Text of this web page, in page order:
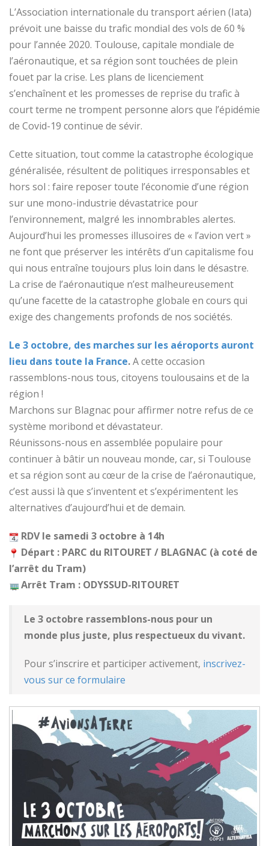
L’Association internationale du transport aérien (Iata)
prévoit une baisse du trafic mondial des vols de 60 %
pour l’année 2020. Toulouse, capitale mondiale de
l’aéronautique, et sa région sont touchées de plein
fouet par la crise. Les plans de licenciement
s’enchaînent et les promesses de reprise du trafic à
court terme ne trompent personne alors que l’épidémie
de Covid-19 continue de sévir.
Cette situation, tout comme la catastrophe écologique
généralisée, résultent de politiques irresponsables et
hors sol : faire reposer toute l’économie d’une région
sur une mono-industrie dévastatrice pour
l’environnement, malgré les innombrables alertes.
Aujourd’hui les promesses illusoires de « l’avion vert »
ne font que préserver les intérêts d’un capitalisme fou
qui nous entraîne toujours plus loin dans le désastre.
La crise de l’aéronautique n’est malheureusement
qu’une facette de la catastrophe globale en cours qui
exige des changements profonds de nos sociétés.
Le 3 octobre, des marches sur les aéroports auront
lieu dans toute la France.A cette occasion
rassemblons-nous tous, citoyens toulousains et de la
région !
Marchons sur Blagnac pour affirmer notre refus de ce
système moribond et dévastateur.
Réunissons-nous en assemblée populaire pour
continuer à bâtir un nouveau monde, car, si Toulouse
et sa région sont au cœur de la crise de l’aéronautique,
c’est aussi là que s’inventent et s’expérimentent les
alternatives d’aujourd’hui et de demain.
RDV le samedi 3 octobre à 14h
Départ : PARC du RITOURET / BLAGNAC (à coté de
l’arrêt du Tram)
Arrêt Tram : ODYSSUD-RITOURET
Le 3 octobre rassemblons-nous pour un
monde plus juste, plus respectueux du vivant.
Pour s’inscrire et participer activement, inscrivez-
vous sur ce formulaire